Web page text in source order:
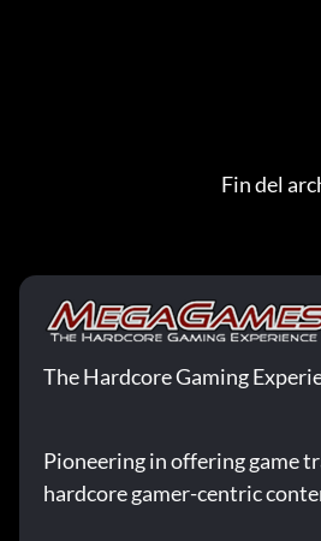
Fin del
The Hardcore Gaming
Pioneering in offering game
hardcore gamer-centric